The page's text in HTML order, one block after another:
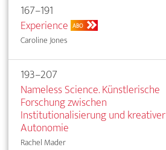
167–191
Experience ABO
Caroline Jones
193–207
Nameless Science. Künstlerische
Forschung zwischen
Institutionalisierung und kreativer
Autonomie
Rachel Mader